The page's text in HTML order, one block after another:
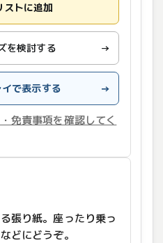
ストに追加
を検討する →
で表示する →
免責事項を確認してく
張り紙。座ったり乗っ
どにどうぞ。